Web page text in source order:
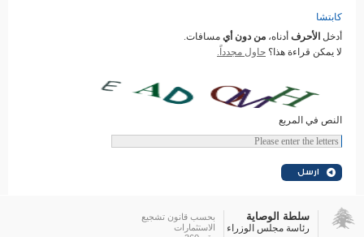
كابتشا
أدخل الأحرف أدناه، من دون أي مسافات.
لا يمكن قراءة هذا؟ حاول مجدداً.
النص في المربع
سلطة الوصاية
رئاسة مجلس الوزراء
بحسب قانون تشجيع
الاستثمارات